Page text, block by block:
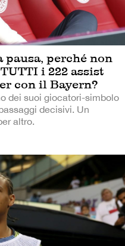
perché non
i 222 assist
con il Bayern?
dei suoi giocatori-simbolo
decisivi. Un
altro.